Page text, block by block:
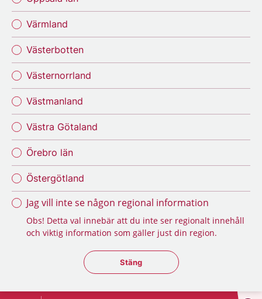
Värmland
Västerbotten
Västernorrland
Västmanland
Västra Götaland
Örebro län
Östergötland
Jag vill inte se någon regional information
Obs! Detta val innebär att du inte ser regionalt innehåll
och viktig information som gäller just din region.
Stäng regionsväljaren
Stäng